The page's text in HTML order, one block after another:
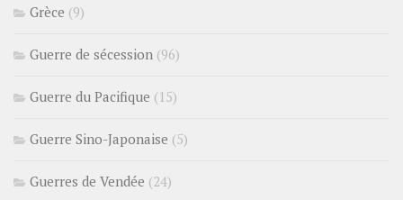
Grèce (9)
Guerre de sécession (96)
Guerre du Pacifique (15)
Guerre Sino-Japonaise (5)
Guerres de Vendée (24)